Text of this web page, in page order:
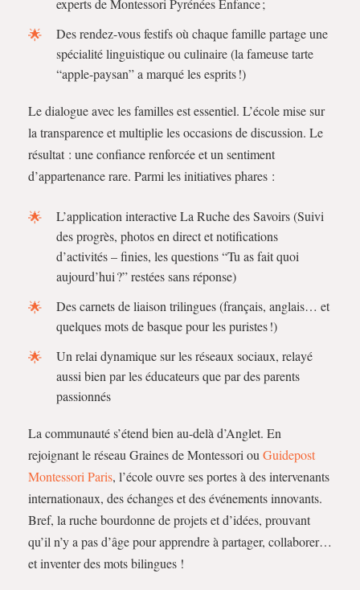
experts de Montessori Pyrénées Enfance ;
Des rendez-vous festifs où chaque famille partage une
spécialité linguistique ou culinaire (la fameuse tarte
“apple-paysan” a marqué les esprits !)
Le dialogue avec les familles est essentiel. L’école mise sur
la transparence et multiplie les occasions de discussion. Le
résultat : une confiance renforcée et un sentiment
d’appartenance rare. Parmi les initiatives phares :
L’application interactive La Ruche des Savoirs (Suivi
des progrès, photos en direct et notifications
d’activités – finies, les questions “Tu as fait quoi
aujourd’hui ?” restées sans réponse)
Des carnets de liaison trilingues (français, anglais… et
quelques mots de basque pour les puristes !)
Un relai dynamique sur les réseaux sociaux, relayé
aussi bien par les éducateurs que par des parents
passionnés
La communauté s’étend bien au-delà d’Anglet. En
rejoignant le réseau Graines de Montessori ou Guidepost
Montessori Paris, l’école ouvre ses portes à des intervenants
internationaux, des échanges et des événements innovants.
Bref, la ruche bourdonne de projets et d’idées, prouvant
qu’il n’y a pas d’âge pour apprendre à partager, collaborer…
et inventer des mots bilingues !